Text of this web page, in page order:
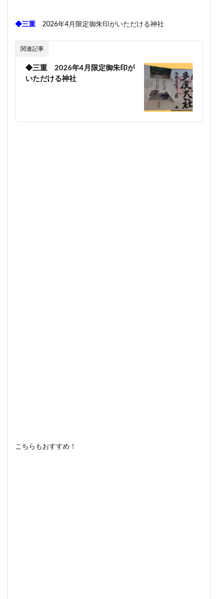
◆三重 2026年4月限定御朱印がいただける神社
関連記事
◆三重 2026年4月限定御朱印が
いただける神社
こちらもおすすめ！